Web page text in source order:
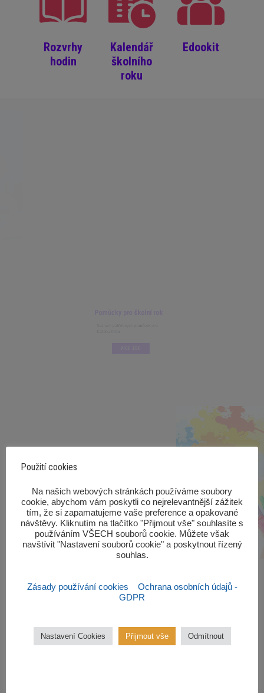
Rozvrhy
hodin
Kalendář
školního
roku
Edookit
Zájmové kroužky
Použití cookies
‎Na našich webových stránkách používáme soubory
cookie, abychom vám poskytli co nejrelevantnější zážitek
tím, že si zapamatujeme vaše preference a opakované
návštěvy. Kliknutím na tlačítko "Přijmout vše" souhlasíte s
používáním VŠECH souborů cookie. Můžete však
navštívit "Nastavení souborů cookie" a poskytnout řízený
souhlas.‎
Zásady používání cookies
Ochrana osobních údajů -
GDPR
Nastavení Cookies Přijmout vše Odmítnout